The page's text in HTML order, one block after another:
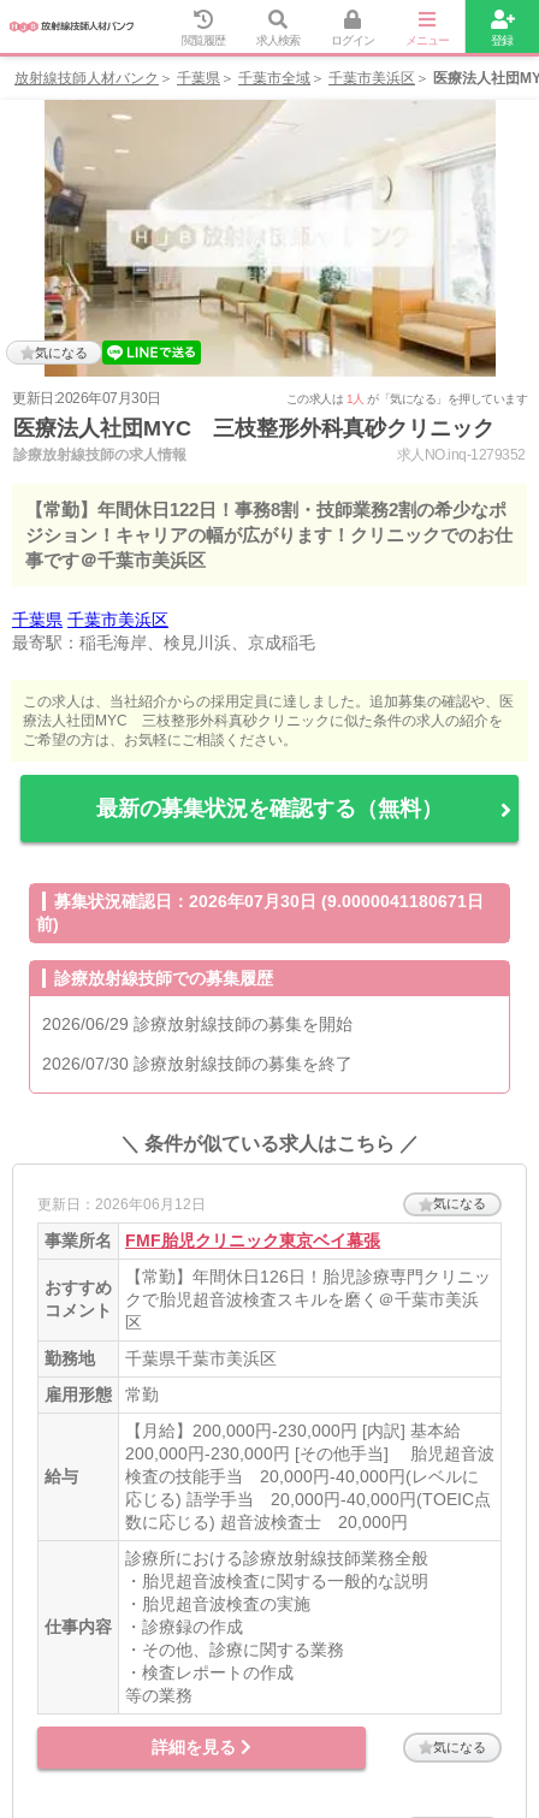
閲覧履歴 求人検索 ログイン メニュー 登録
放射線技師人材バンク 千葉県 千葉市全域 千葉市美浜区 医療法人社団
気になる
更新日:2026年07月30日 この求人は 1人 が「気になる」を押しています
医療法人社団MYC 三枝整形外科真砂クリニック
診療放射線技師の求人情報 求人NO.inq-1279352
【常勤】年間休日122日！事務8割・技師業務2割の希少なポ
ジション！キャリアの幅が広がります！クリニックでのお仕
事です＠千葉市美浜区
千葉県 千葉市美浜区
最寄駅：稲毛海岸、検見川浜、京成稲毛
この求人は、当社紹介からの採用定員に達しました。追加募集の確認や、医
療法人社団MYC 三枝整形外科真砂クリニックに似た条件の求人の紹介を
ご希望の方は、お気軽にご相談ください。
最新の募集状況を確認する（無料）
募集状況確認日：2026年07月30日 (9.0000041180671日
前)
診療放射線技師での募集履歴
2026/06/29 診療放射線技師の募集を開始
2026/07/30 診療放射線技師の募集を終了
＼ 条件が似ている求人はこちら ／
更新日：2026年06月12日 気になる
事業所名 FMF胎児クリニック東京ベイ幕張
おすすめ
コメント
【常勤】年間休日126日！胎児診療専門クリニッ
クで胎児超音波検査スキルを磨く＠千葉市美浜
区
勤務地
千葉県千葉市美浜区
雇用形態
常勤
給与
【月給】200,000円-230,000円 [内訳] 基本給
200,000円-230,000円 [その他手当] 胎児超音波
検査の技能手当 20,000円-40,000円(レベルに
応じる) 語学手当 20,000円-40,000円(TOEIC点
数に応じる) 超音波検査士 20,000円
仕事内容
診療所における診療放射線技師業務全般
・胎児超音波検査に関する一般的な説明
・胎児超音波検査の実施
・診療録の作成
・その他、診療に関する業務
・検査レポートの作成
等の業務
詳細を見る 気になる